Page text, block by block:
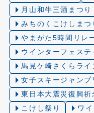
月山和牛三酒まつり
みちのくこけしまつ
やまがた5時間リレ
ウインターフェステ
馬見ケ崎さくらラ
女子スキージャン
東日本大震災復興祈
こけし祭り
ワ